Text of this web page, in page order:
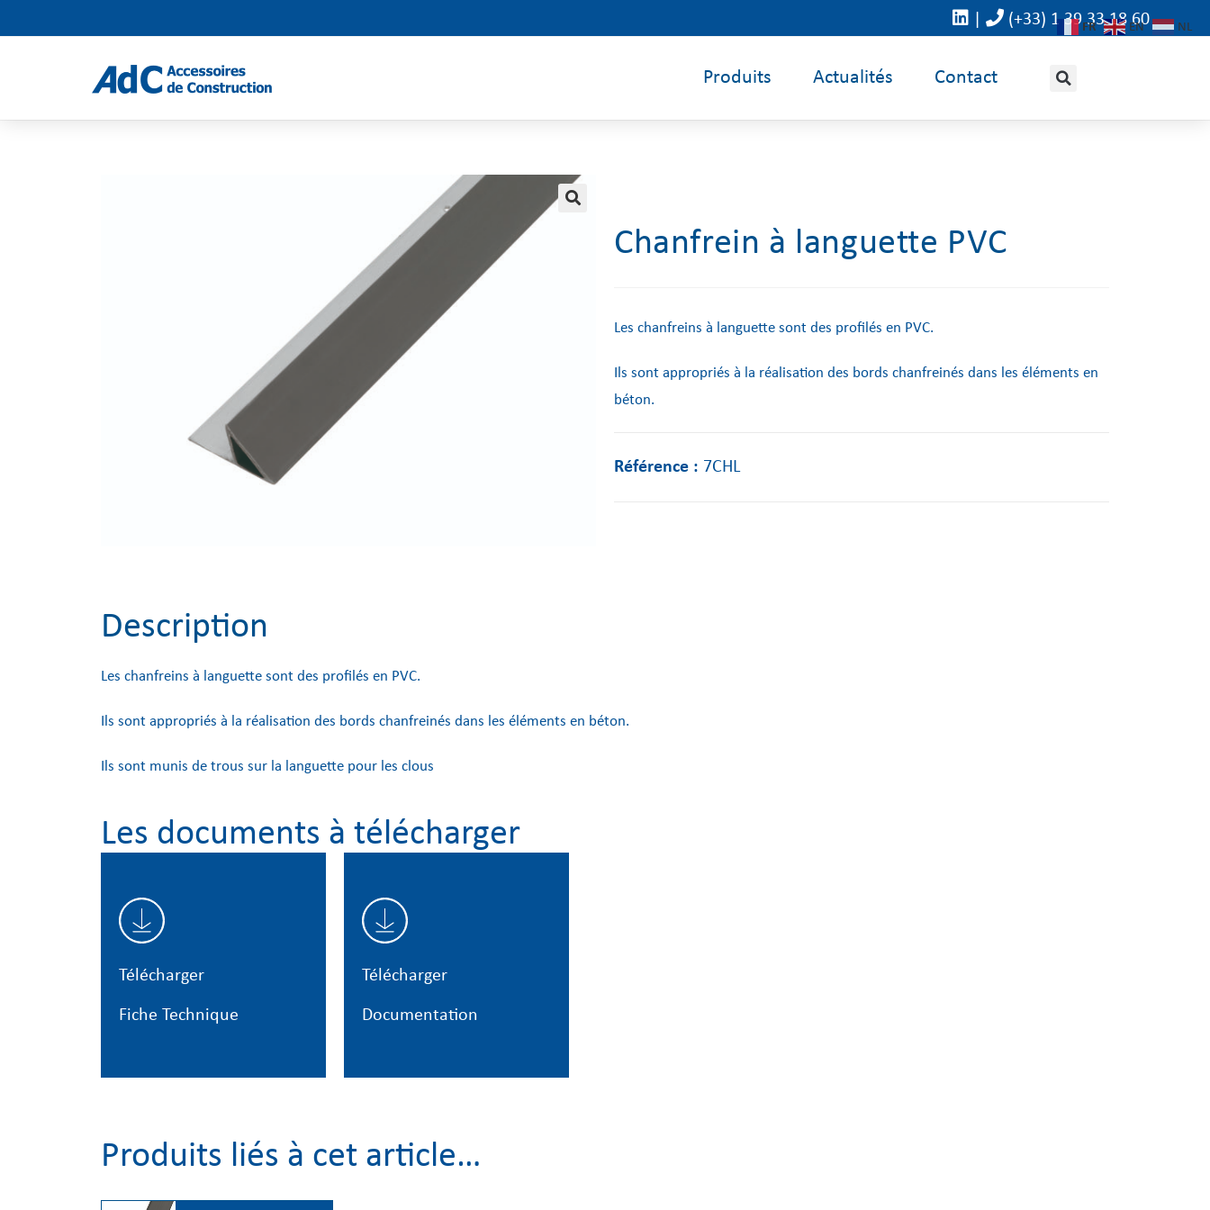
(+33) 1 39 33 18 60
Produits Actualités Contact
Chanfrein à languette PVC
Les chanfreins à languette sont des profilés en PVC.
Ils sont appropriés à la réalisation des bords chanfreinés dans les éléments en
béton.
Référence : 7CHL
Description
Les chanfreins à languette sont des profilés en PVC.
Ils sont appropriés à la réalisation des bords chanfreinés dans les éléments en béton.
Ils sont munis de trous sur la languette pour les clous
Les documents à télécharger
Télécharger
Fiche Technique
Télécharger
Documentation
Produits liés à cet article…
FR EN NL